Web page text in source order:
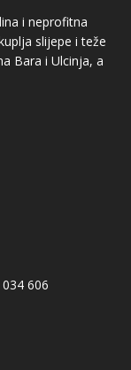
i neprofitna
slijepe i teže
Bara i Ulcinja, a
606